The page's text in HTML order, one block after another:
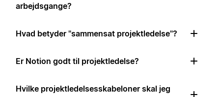
arbejdsgange?
Hvad betyder "sammensat projektledelse"?
Er Notion godt til projektledelse?
Hvilke projektledelsesskabeloner skal jeg